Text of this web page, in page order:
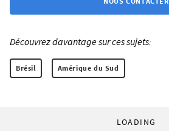
Découvrez davantage sur ces sujets:
Brésil Amérique du Sud
LOADING